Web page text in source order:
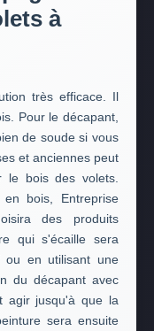
à
très efficace. Il
Pour le décapant,
de soude si vous
et anciennes peut
le bois des volets.
bois, Entreprise
des produits
qui s'écaille sera
ou en utilisant une
du décapant avec
agir jusqu'à que la
sera ensuite